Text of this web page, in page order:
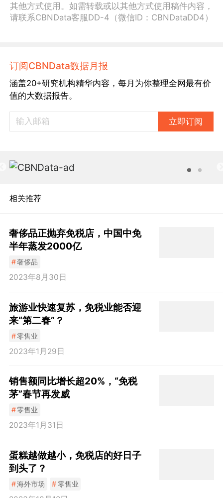
其他方式使用。如需转载或以其他方式使用稿件内容，
请联系CBNData客服DD-4（微信ID：CBNDataDD4）
订阅CBNData数据月报
涵盖20+研究机构精华内容，每月为你整理全网最有价
值的大数据报告。
立即订阅
相关推荐
奢侈品正抛弃免税店，中国中免
半年蒸发2000亿
#奢侈品
2023年8月30日
旅游业快速复苏，免税业能否迎
来“第二春”？
#零售业
2023年1月29日
销售额同比增长超20%，“免税
茅”春节再发威
#零售业
2023年1月31日
蛋糕越做越小，免税店的好日子
到头了？
#海外市场 #零售业